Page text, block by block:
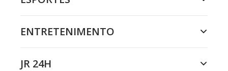
ENTRETENIMENTO
JR 24H